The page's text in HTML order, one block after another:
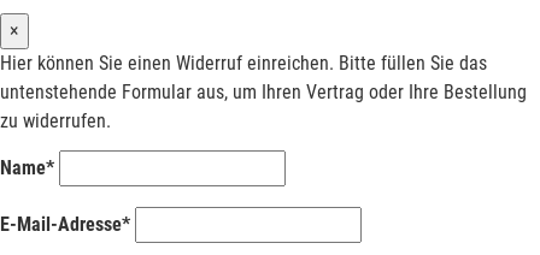
×
Hier können Sie einen Widerruf einreichen. Bitte füllen Sie das
untenstehende Formular aus, um Ihren Vertrag oder Ihre Bestellung
zu widerrufen.
Name*
E-Mail-Adresse*